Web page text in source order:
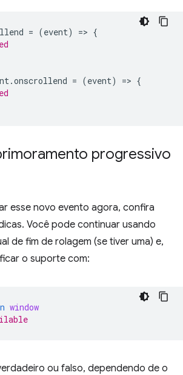
= (event) => {
.onscrollend = (event) => {
progressivo
esse novo evento agora, confira
Você pode continuar usando
de fim de rolagem (se tiver uma) e,
o suporte com:
window
ou falso, dependendo de o